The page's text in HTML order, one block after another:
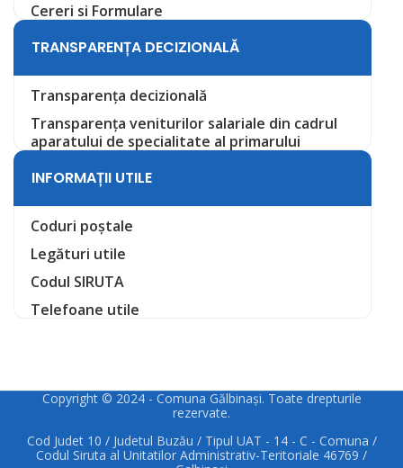
Cereri si Formulare
TRANSPARENȚA DECIZIONALĂ
Transparența decizională
Transparența veniturilor salariale din cadrul
aparatului de specialitate al primarului
INFORMAȚII UTILE
Coduri poștale
Legături utile
Codul SIRUTA
Telefoane utile
Copyright © 2024 - Comuna Gălbinași. Toate drepturile
rezervate.
Cod Judet 10 / Judetul Buzău / Tipul UAT - 14 - C - Comuna /
Codul Siruta al Unitatilor Administrativ-Teritoriale 46769 /